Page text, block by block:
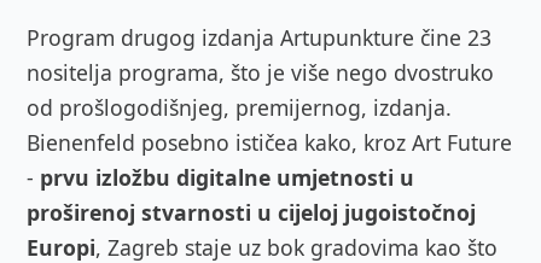
Program drugog izdanja Artupunkture čine 23
nositelja programa, što je više nego dvostruko
od prošlogodišnjeg, premijernog, izdanja.
Bienenfeld posebno ističea kako, kroz Art Future
- prvu izložbu digitalne umjetnosti u
proširenoj stvarnosti u cijeloj jugoistočnoj
Europi, Zagreb staje uz bok gradovima kao što